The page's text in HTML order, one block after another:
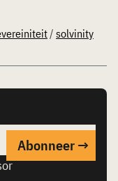
/ solvinity